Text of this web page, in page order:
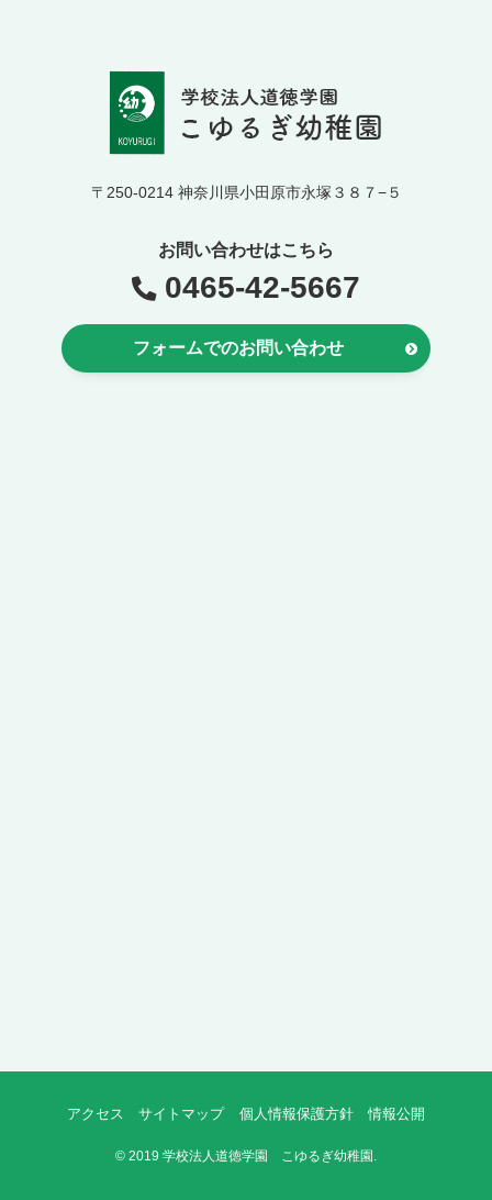
〒250-0214 神奈川県小田原市永塚３８７−５
お問い合わせはこちら
0465-42-5667
フォームでのお問い合わせ
アクセス サイトマップ 個人情報保護方針 情報公開
© 2019 学校法人道徳学園 こゆるぎ幼稚園.